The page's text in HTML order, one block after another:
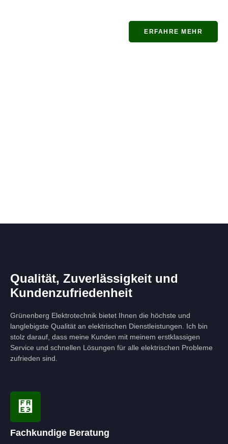
ERFAHRE MEHR
Qualität, Zuverlässigkeit und
Kundenzufriedenheit
Grünenberg Elektrotechnik bietet Ihnen die höchste und
langlebigste Qualität an elektrischen Dienstleistungen. Ich bin
stolz darauf, dass meine Kunden mit meinem erstklassigen
Service und schnellen Lösungen für alle elektrischen Probleme
zufrieden sind.
Fachkundige Beratung